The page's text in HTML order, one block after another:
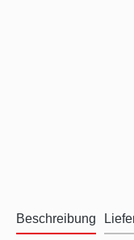
Beschreibung